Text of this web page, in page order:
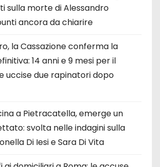
sulla morte di Alessandro
ancora da chiarire
la Cassazione conferma la
14 anni e 9 mesi per il
uccise due rapinatori dopo
a Pietracatella, emerge un
svolta nelle indagini sulla
Di Iesi e Sara Di Vita